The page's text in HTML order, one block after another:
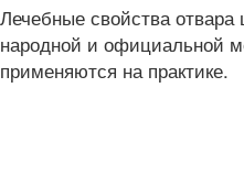
Лечебные свойства
народной и официальной
применяются на практике.